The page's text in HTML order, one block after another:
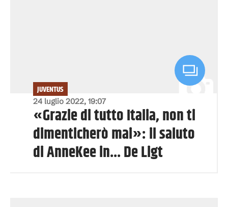
24 luglio 2022, 19:07
JUVENTUS
«Grazie di tutto Italia, non ti
dimenticherò mai»: il saluto
di AnneKee in... De Ligt